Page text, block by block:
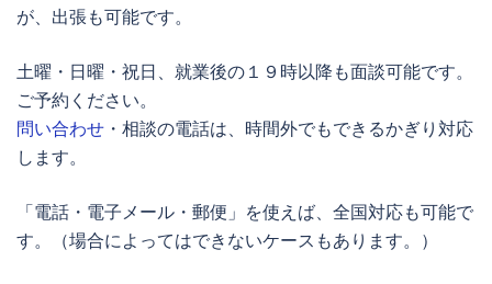
が、出張も可能です。
土曜・日曜・祝日、就業後の１９時以降も面談可能です。
ご予約ください。
問い合わせ ・相談の電話は、時間外でもできるかぎり対応
します。
「電話・電子メール・郵便」を使えば、全国対応も可能で
す。（場合によってはできないケースもあります。）